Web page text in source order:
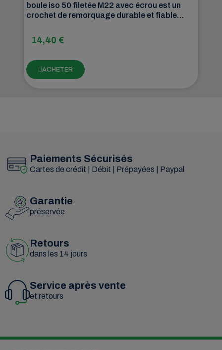
boule iso 50 filetée M22 avec écrou est un
crochet de remorquage durable et fiable
stable entre le véhicule tracteur et la
remorque.
14,40 €
ACHETER
Paiements Sécurisés
Cartes de crédit | Débit | Prépayées | Paypal
Garantie
préservée
Retours
dans les 14 jours
Service après vente
et retours